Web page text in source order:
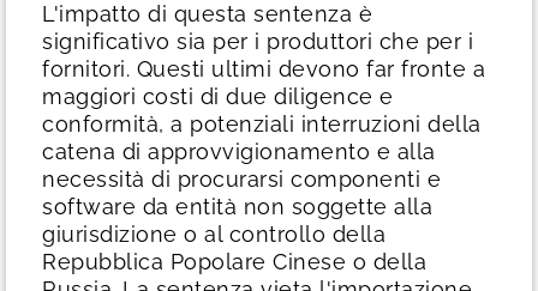
L'impatto di questa sentenza è
significativo sia per i produttori che per i
fornitori. Questi ultimi devono far fronte a
maggiori costi di due diligence e
conformità, a potenziali interruzioni della
catena di approvvigionamento e alla
necessità di procurarsi componenti e
software da entità non soggette alla
giurisdizione o al controllo della
Repubblica Popolare Cinese o della